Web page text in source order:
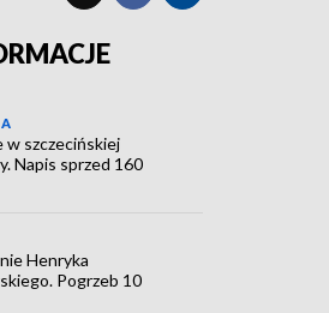
w szczecińskiej
Napis sprzed 160
Henryka
Pogrzeb 10